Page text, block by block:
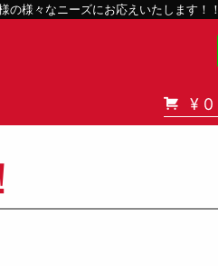
様々なニーズにお応えいたします！！
¥ 0